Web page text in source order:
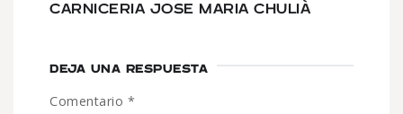
CARNICERIA JOSE MARIA CHULIÀ
DEJA UNA RESPUESTA
Comentario *